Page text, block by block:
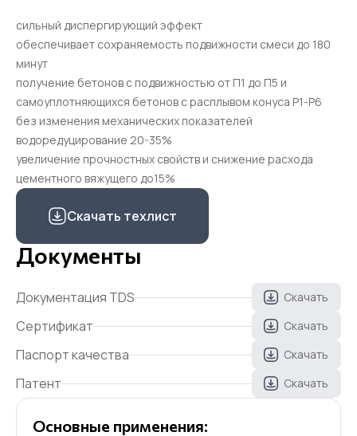
сильный диспергирующий эффект
обеспечивает сохраняемость подвижности смеси до 180
минут
получение бетонов с подвижностью от П1 до П5 и
самоуплотняющихся бетонов с расплывом конуса Р1-Р6
без изменения механических показателей
водоредуцирование 20-35%
увеличение прочностных свойств и снижение расхода
цементного вяжущего до15%
Скачать техлист
Документы
Документация TDS Скачать
Сертификат Скачать
Паспорт качества Скачать
Патент Скачать
Основные применения: